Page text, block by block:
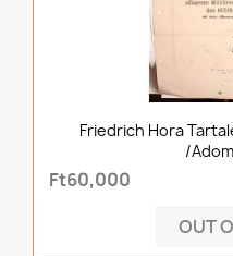
Friedrich Hora
/
Ft60,000
OUT